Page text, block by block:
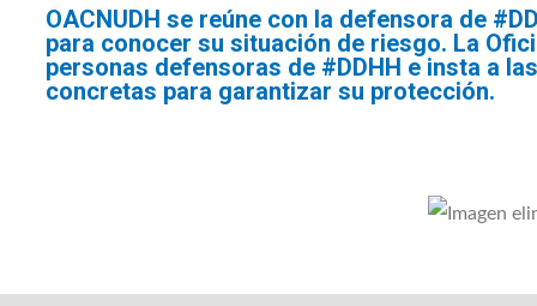
OACNUDH se reúne con la defensora de
para conocer su situación de riesgo. La
personas defensoras de #DDHH e insta a
concretas para garantizar su protección.